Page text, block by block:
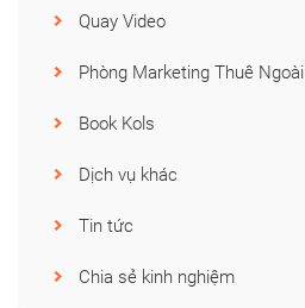
Quay Video
Phòng Marketing Thuê Ngoài
Book Kols
Dịch vụ khác
Tin tức
Chia sẻ kinh nghiệm